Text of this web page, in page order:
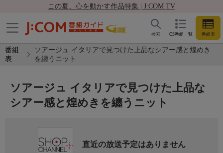
この夏、心を動かす作品特集 | J:COM TV
CS番組一覧 番組表
検索
番組
表
ソアージュ イタリアで見つけた上品なシアー感と煌めき
を纏うニット
ソアージュ イタリアで見つけた上品な
シアー感と煌めきを纏うニット
直近の放送予定はありません